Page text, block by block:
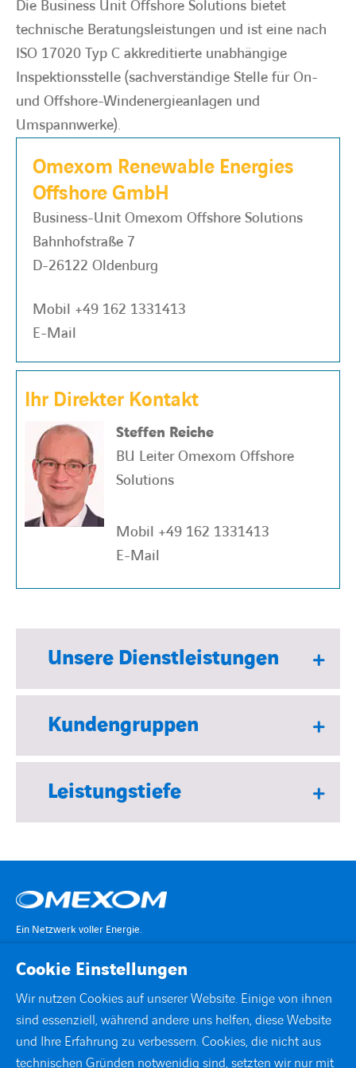
BARRIEREFREIHEIT
Die Business Unit Offshore Solutions bietet
technische Beratungsleistungen und ist eine nach
ISO 17020 Typ C akkreditierte unabhängige
Inspektionsstelle (sachverständige Stelle für On-
und Offshore-Windenergieanlagen und
Umspannwerke).
Omexom Renewable Energies
Offshore GmbH
Business-Unit Omexom Offshore Solutions
Bahnhofstraße 7
D-26122 Oldenburg
Mobil +49 162 1331413
E-Mail
Ihr Direkter Kontakt
Steffen Reiche
BU Leiter Omexom Offshore
Solutions
Mobil +49 162 1331413
E-Mail
Unsere Dienstleistungen
Kundengruppen
Leistungstiefe
Ein Netzwerk voller Energie.
STANDORTE
Cookie Einstellungen
Wir nutzen Cookies auf unserer Website. Einige von ihnen
sind essenziell, während andere uns helfen, diese Website
und Ihre Erfahrung zu verbessern. Cookies, die nicht aus
technischen Gründen notwenidig sind, setzten wir nur mit